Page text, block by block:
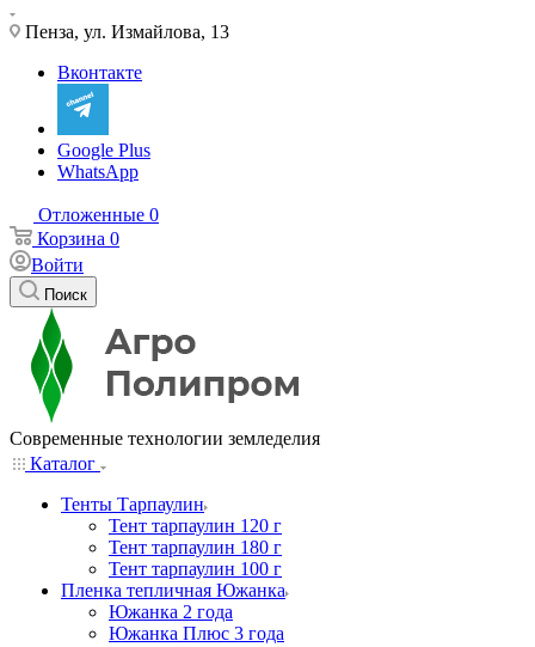
Пенза, ул. Измайлова, 13
Вконтакте
Google Plus
WhatsApp
Отложенные 0
Корзина 0
Войти
Поиск
Современные технологии земледелия
Каталог
Тенты Тарпаулин
Тент тарпаулин 120 г
Тент тарпаулин 180 г
Тент тарпаулин 100 г
Пленка тепличная Южанка
Южанка 2 года
Южанка Плюс 3 года